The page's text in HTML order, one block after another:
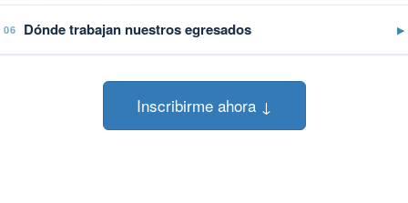
06 Dónde trabajan nuestros egresados ▶
Inscribirme ahora ↓